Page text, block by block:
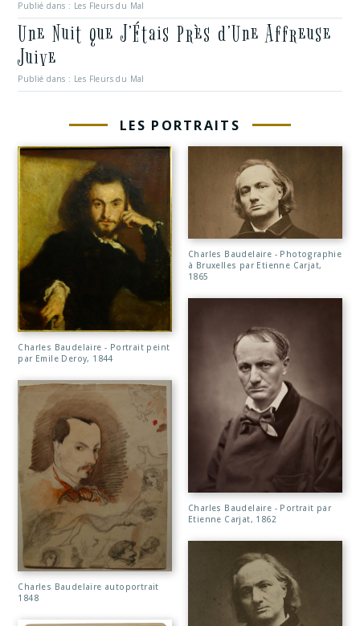
Publié dans : Les Fleurs du Mal
Une Nuit que J’Étais Près d’Une Affreuse
Juive
Publié dans : Les Fleurs du Mal
LES PORTRAITS
Charles Baudelaire - Portrait peint
par Emile Deroy, 1844
Charles Baudelaire autoportrait
1848
Charles Baudelaire - Photographie
à Bruxelles par Etienne Carjat,
1865
Charles Baudelaire - Portrait par
Etienne Carjat, 1862